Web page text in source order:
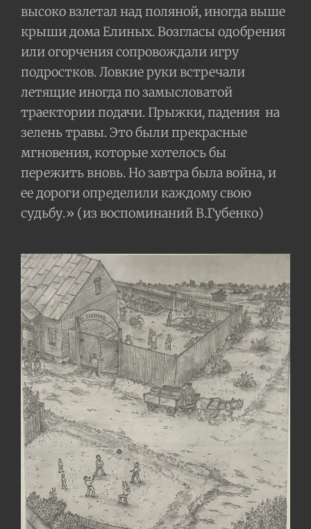
высоко взлетал над поляной, иногда выше
крыши дома Елиных. Возгласы одобрения
или огорчения сопровождали игру
подростков. Ловкие руки встречали
летящие иногда по замысловатой
траектории подачи. Прыжки, падения на
зелень травы. Это были прекрасные
мгновения, которые хотелось бы
пережить вновь. Но завтра была война, и
ее дороги определили каждому свою
судьбу.» (из воспоминаний В.Губенко)